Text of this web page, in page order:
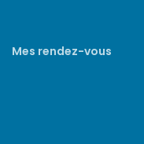
Mes rendez-vous